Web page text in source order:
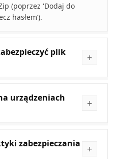
(poprzez 'Dodaj do
hasłem’).
plik
urządzeniach
zabezpieczania